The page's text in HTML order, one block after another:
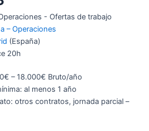
– Operaciones
(España)
20h
– 18.000€ Bruto/año
al menos 1 año
otros contratos, jornada parcial –